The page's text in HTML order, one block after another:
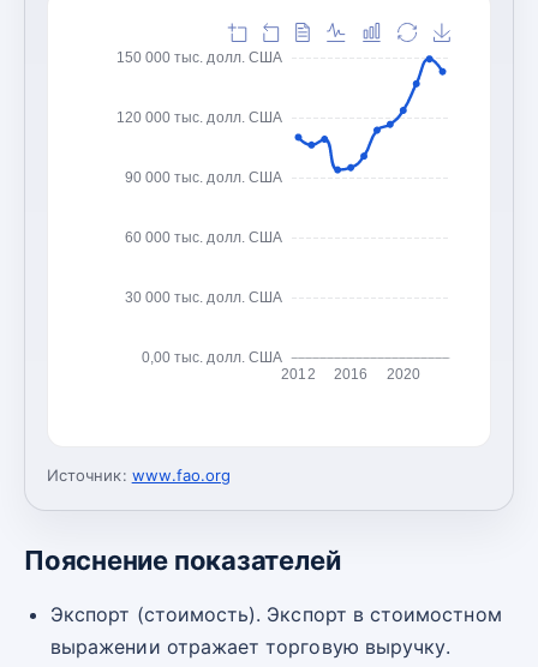
0,00 тыс. долл. США
30 000 тыс. долл. США
60 000 тыс. долл. США
90 000 тыс. долл. США
120 000 тыс. долл. США
150 000 тыс. долл. США
2012 2016 2020
Источник: www.fao.org
Пояснение показателей
Экспорт (стоимость). Экспорт в стоимостном
выражении отражает торговую выручку.